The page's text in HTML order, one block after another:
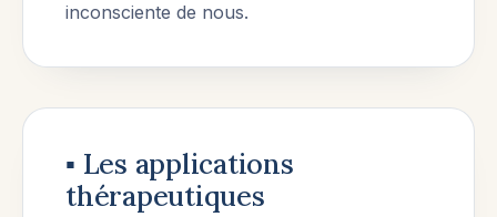
inconsciente de nous.
▪︎ Les applications
thérapeutiques